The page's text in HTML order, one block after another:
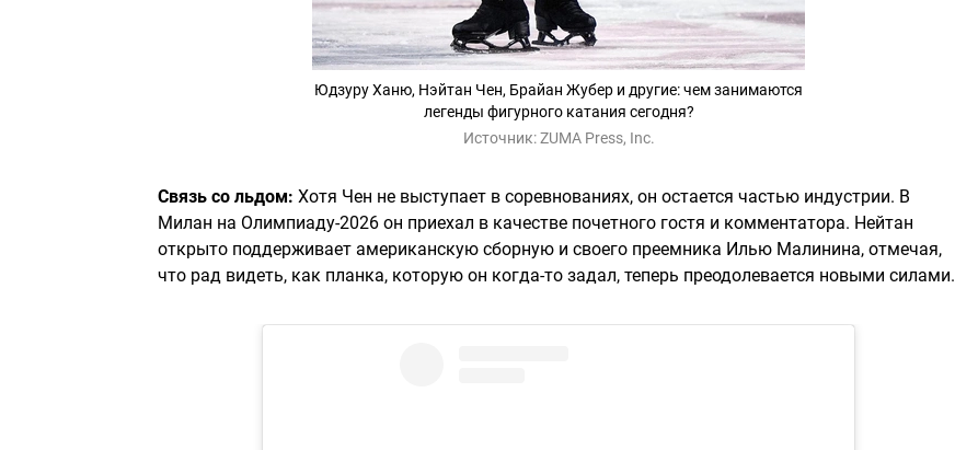
Юдзуру Ханю, Нэйтан Чен, Брайан Жубер и другие: чем занимаются
легенды фигурного катания сегодня?
Источник:ZUMA Press, Inc.
Связь со льдом: Хотя Чен не выступает в соревнованиях, он остается частью индустрии. В
Милан на Олимпиаду-2026 он приехал в качестве почетного гостя и комментатора. Нейтан
открыто поддерживает американскую сборную и своего преемника Илью Малинина, отмечая,
что рад видеть, как планка, которую он когда-то задал, теперь преодолевается новыми силами.